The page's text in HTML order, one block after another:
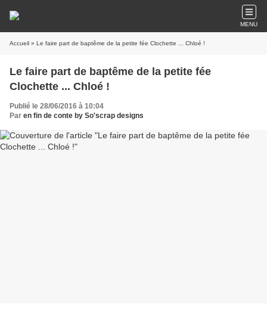
MENU
Accueil » Le faire part de baptême de la petite fée Clochette ... Chloé !
Le faire part de baptême de la petite fée
Clochette ... Chloé !
Publié le 28/06/2016 à 10:04
Par en fin de conte by So'scrap designs